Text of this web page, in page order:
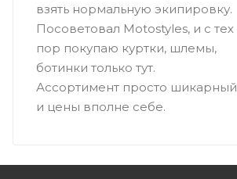
взять нормальную экипировку.
Посоветовал Motostyles, и с тех
пор покупаю куртки, шлемы,
ботинки только тут.
Ассортимент просто шикарный
и цены вполне себе.